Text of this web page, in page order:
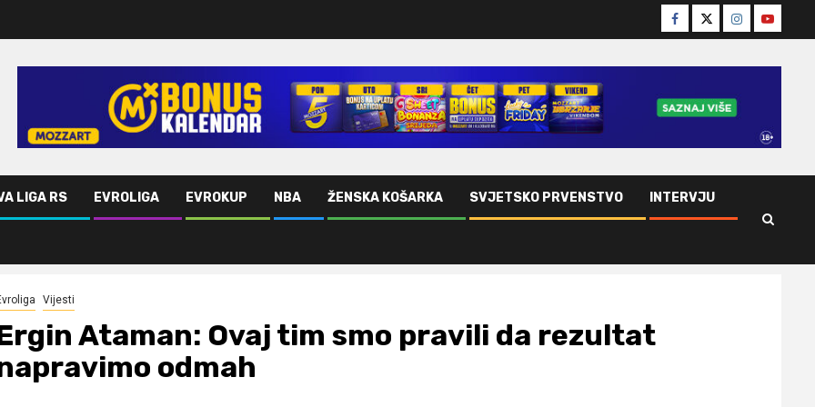
Facebook
TwitterInstagram
Youtube
LIGA RS EVROLIGA EVROKUP NBA ŽENSKA KOŠARKA SVJETSKO PRVENSTVO INTERVJU
odmah
Vijesti
Ataman: Ovaj tim smo pravili da rezultat
odmah